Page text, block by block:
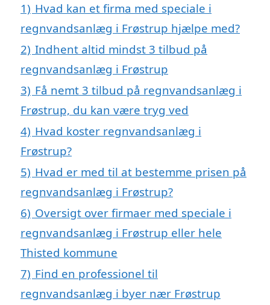
1) Hvad kan et firma med speciale i
regnvandsanlæg i Frøstrup hjælpe med?
2) Indhent altid mindst 3 tilbud på
regnvandsanlæg i Frøstrup
3) Få nemt 3 tilbud på regnvandsanlæg i
Frøstrup, du kan være tryg ved
4) Hvad koster regnvandsanlæg i
Frøstrup?
5) Hvad er med til at bestemme prisen på
regnvandsanlæg i Frøstrup?
6) Oversigt over firmaer med speciale i
regnvandsanlæg i Frøstrup eller hele
Thisted kommune
7) Find en professionel til
regnvandsanlæg i byer nær Frøstrup